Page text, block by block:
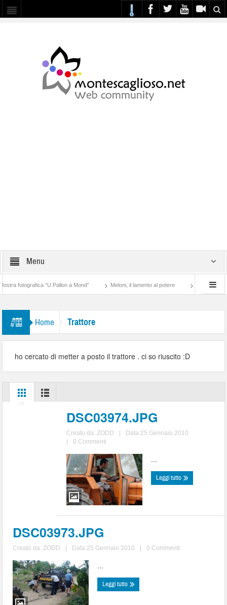
Menu
“U Pallon a Mond” Meloni, il lamento al potere Holodomor, lo
Home Trattore
ho cercato di metter a posto il trattore . ci so riuscito :D
DSC03974.JPG
Creato da:ZODD
Data:25 Gennaio 2010
0 Commenti
...
Leggi tutto
DSC03973.JPG
Creato da:ZODD Data:25 Gennaio 2010 0 Commenti
...
Leggi tutto